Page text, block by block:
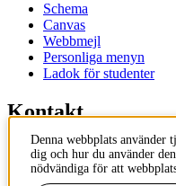
Schema
Canvas
Webbmejl
Personliga menyn
Ladok för studenter
Kontakt
Kontakta
Kontakta kurs
IT-support
Denna webbplats använder
dig och hur du använder
nödvändiga för att